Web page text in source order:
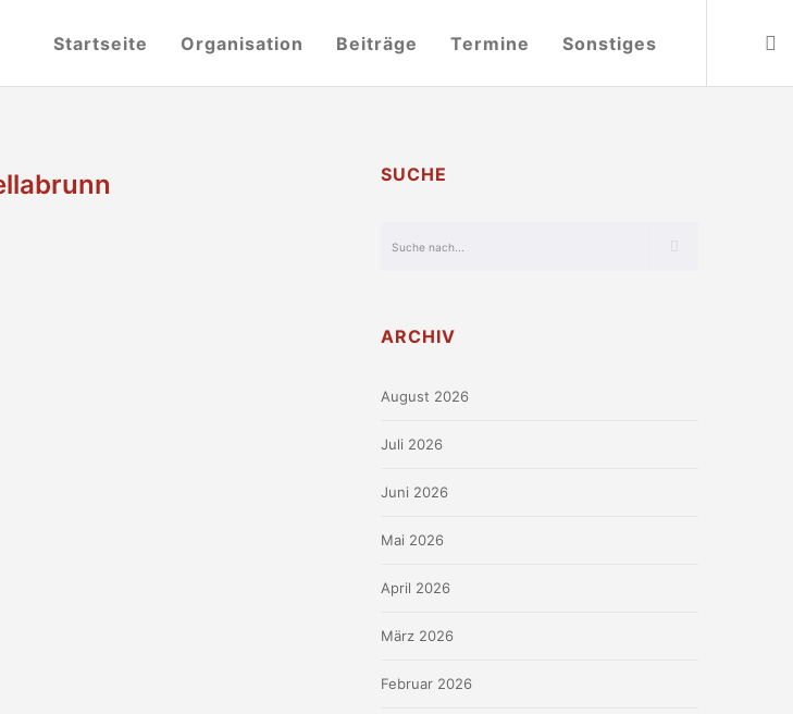
Startseite Organisation Beiträge Termine Sonstiges
SUCHE
ARCHIV
August 2026
Juli 2026
Juni 2026
Mai 2026
April 2026
März 2026
Februar 2026